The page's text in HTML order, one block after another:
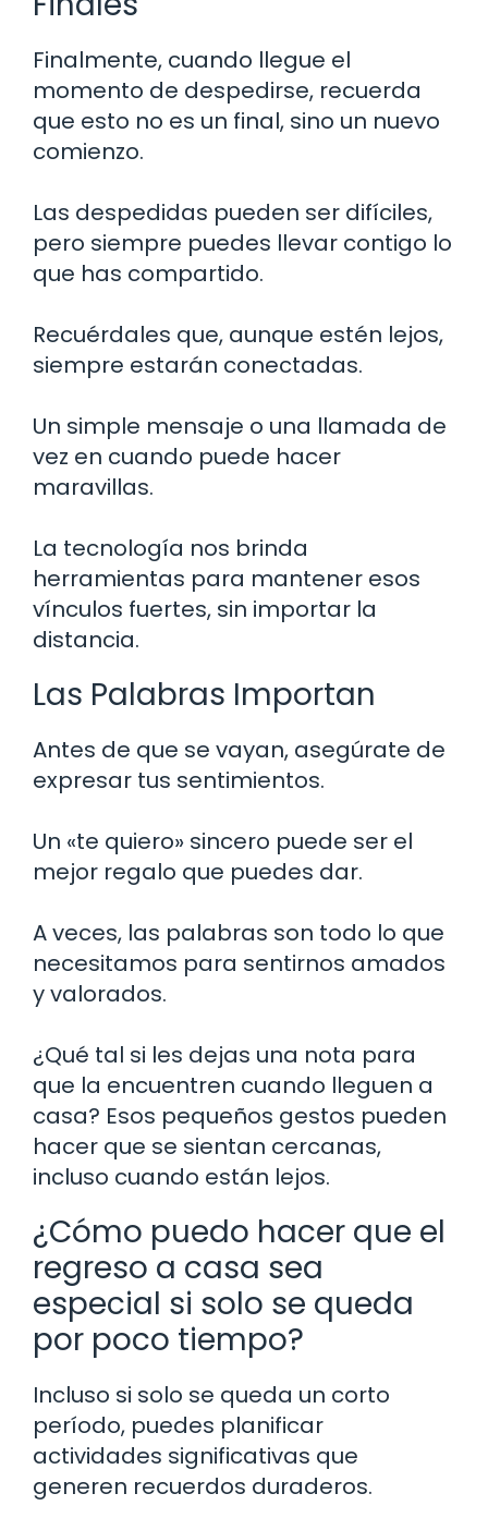
Finalmente, cuando llegue el
momento de despedirse, recuerda
que esto no es un final, sino un nuevo
comienzo.
Las despedidas pueden ser difíciles,
pero siempre puedes llevar contigo lo
que has compartido.
Recuérdales que, aunque estén lejos,
siempre estarán conectadas.
Un simple mensaje o una llamada de
vez en cuando puede hacer
maravillas.
La tecnología nos brinda
herramientas para mantener esos
vínculos fuertes, sin importar la
distancia.
Las Palabras Importan
Antes de que se vayan, asegúrate de
expresar tus sentimientos.
Un «te quiero» sincero puede ser el
mejor regalo que puedes dar.
A veces, las palabras son todo lo que
necesitamos para sentirnos amados
y valorados.
¿Qué tal si les dejas una nota para
que la encuentren cuando lleguen a
casa? Esos pequeños gestos pueden
hacer que se sientan cercanas,
incluso cuando están lejos.
¿Cómo puedo hacer que el
regreso a casa sea
especial si solo se queda
por poco tiempo?
Incluso si solo se queda un corto
período, puedes planificar
actividades significativas que
generen recuerdos duraderos.